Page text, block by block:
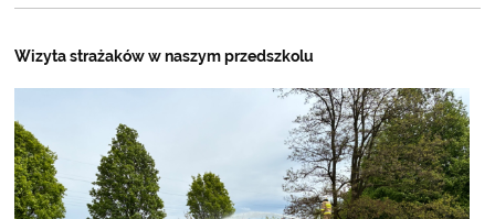
Wizyta strażaków w naszym przedszkolu